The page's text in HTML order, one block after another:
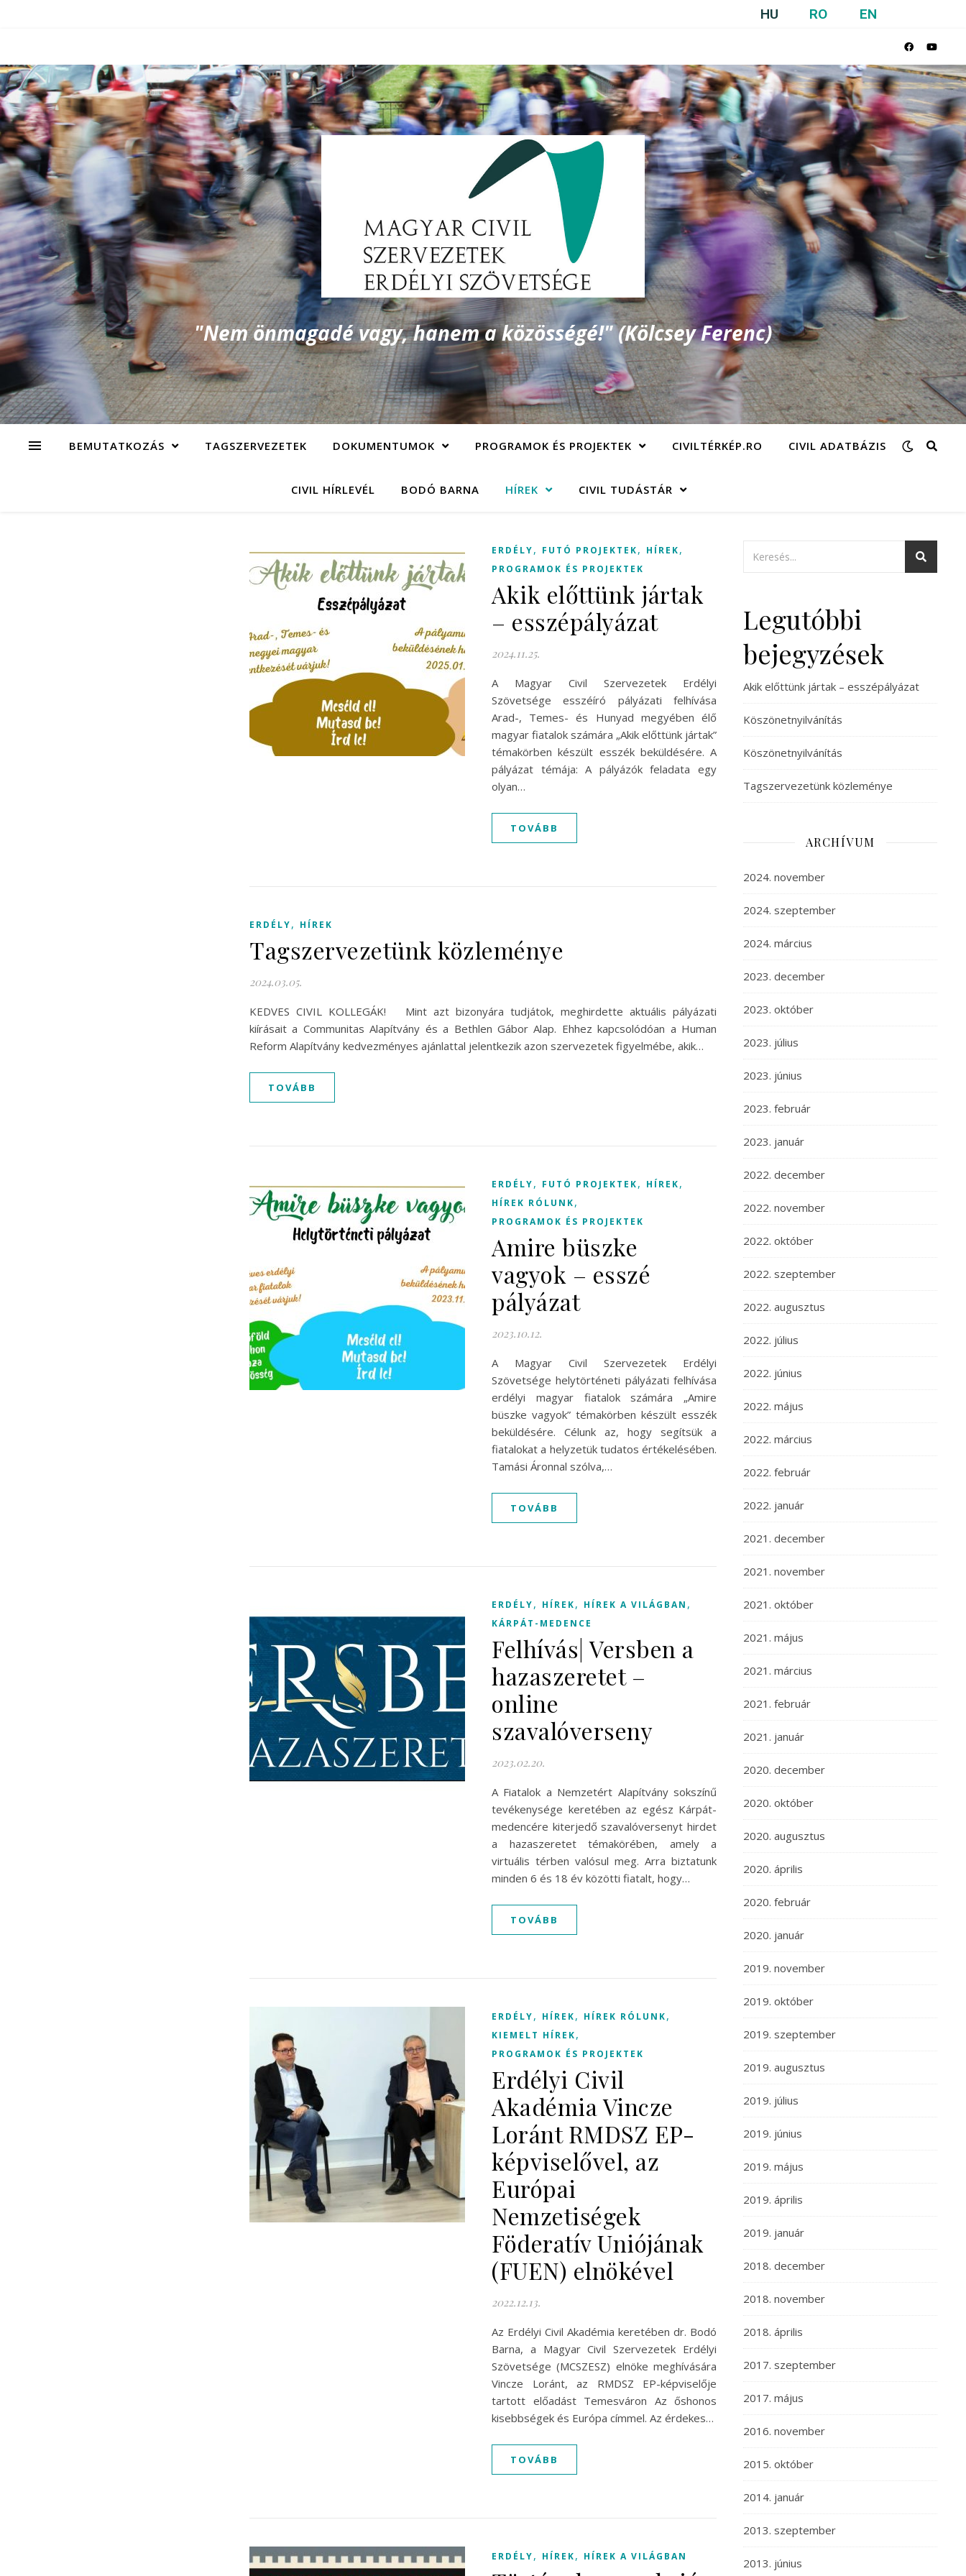
HU RO EN
"Nem önmagadé vagy, hanem a közösségé!" (Kölcsey Ferenc)
BEMUTATKOZÁS TAGSZERVEZETEK DOKUMENTUMOK PROGRAMOK ÉS PROJEKTEK CIVILTÉRKÉP.RO CIVIL ADATBÁZIS
CIVIL HÍRLEVÉL BODÓ BARNA HÍREK CIVIL TUDÁSTÁR
ERDÉLY, FUTÓ PROJEKTEK, HÍREK,
PROGRAMOK ÉS PROJEKTEK
Akik előttünk jártak
– esszépályázat
2024.11.25.
A Magyar Civil Szervezetek Erdélyi
Szövetsége esszéíró pályázati felhívása
Arad-, Temes- és Hunyad megyében élő
magyar fiatalok számára „Akik előttünk jártak”
témakörben készült esszék beküldésére. A
pályázat témája: A pályázók feladata egy
olyan…
TOVÁBB
ERDÉLY, HÍREK
Tagszervezetünk közleménye
2024.03.05.
KEDVES CIVIL KOLLEGÁK! Mint azt bizonyára tudjátok, meghirdette aktuális pályázati
kiírásait a Communitas Alapítvány és a Bethlen Gábor Alap. Ehhez kapcsolódóan a Human
Reform Alapítvány kedvezményes ajánlattal jelentkezik azon szervezetek figyelmébe, akik…
TOVÁBB
ERDÉLY, FUTÓ PROJEKTEK, HÍREK,
HÍREK RÓLUNK,
PROGRAMOK ÉS PROJEKTEK
Amire büszke
vagyok – esszé
pályázat
2023.10.12.
A Magyar Civil Szervezetek Erdélyi
Szövetsége helytörténeti pályázati felhívása
erdélyi magyar fiatalok számára „Amire
büszke vagyok” témakörben készült esszék
beküldésére. Célunk az, hogy segítsük a
fiatalokat a helyzetük tudatos értékelésében.
Tamási Áronnal szólva,…
TOVÁBB
ERDÉLY, HÍREK, HÍREK A VILÁGBAN ,
KÁRPÁT-MEDENCE
Felhívás| Versben a
hazaszeretet –
online
szavalóverseny
2023.02.20.
A Fiatalok a Nemzetért Alapítvány sokszínű
tevékenysége keretében az egész Kárpát-
medencére kiterjedő szavalóversenyt hirdet
a hazaszeretet témakörében, amely a
virtuális térben valósul meg. Arra biztatunk
minden 6 és 18 év közötti fiatalt, hogy…
TOVÁBB
ERDÉLY, HÍREK, HÍREK RÓLUNK,
KIEMELT HÍREK,
PROGRAMOK ÉS PROJEKTEK
Erdélyi Civil
Akadémia Vincze
Loránt RMDSZ EP-
képviselővel, az
Európai
Nemzetiségek
Föderatív Uniójának
(FUEN) elnökével
2022.12.13.
Az Erdélyi Civil Akadémia keretében dr. Bodó
Barna, a Magyar Civil Szervezetek Erdélyi
Szövetsége (MCSZESZ) elnöke meghívására
Vincze Loránt, az RMDSZ EP-képviselője
tartott előadást Temesváron Az őshonos
kisebbségek és Európa címmel. Az érdekes…
TOVÁBB
ERDÉLY, HÍREK, HÍREK A VILÁGBAN
Legutóbbi
bejegyzések
Akik előttünk jártak – esszépályázat
Köszönetnyilvánítás
Köszönetnyilvánítás
Tagszervezetünk közleménye
ARCHÍVUM
2024. november
2024. szeptember
2024. március
2023. december
2023. október
2023. július
2023. június
2023. február
2023. január
2022. december
2022. november
2022. október
2022. szeptember
2022. augusztus
2022. július
2022. június
2022. május
2022. március
2022. február
2022. január
2021. december
2021. november
2021. október
2021. május
2021. március
2021. február
2021. január
2020. december
2020. október
2020. augusztus
2020. április
2020. február
2020. január
2019. november
2019. október
2019. szeptember
2019. augusztus
2019. július
2019. június
2019. május
2019. április
2019. január
2018. december
2018. november
2018. április
2017. szeptember
2017. május
2016. november
2015. október
2014. január
2013. szeptember
2013. június